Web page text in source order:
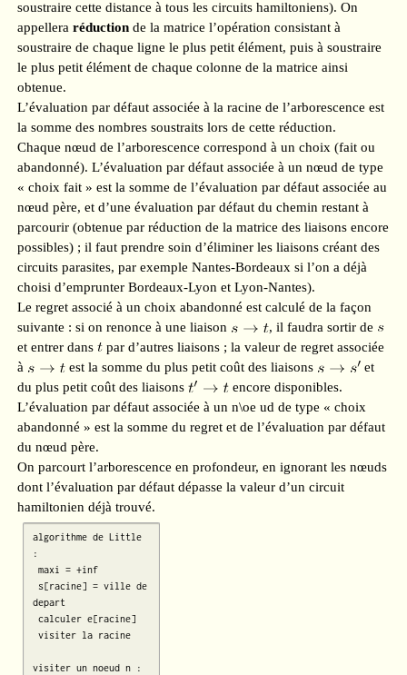
soustraire cette distance à tous les circuits hamiltoniens). On
appellera réductionde la matrice l’opération consistant à
soustraire de chaque ligne le plus petit élément, puis à soustraire
le plus petit élément de chaque colonne de la matrice ainsi
obtenue.
L’évaluation par défaut associée à la racine de l’arborescence est
la somme des nombres soustraits lors de cette réduction.
Chaque nœud de l’arborescence correspond à un choix (fait ou
abandonné). L’évaluation par défaut associée à un nœud de type
« choix fait » est la somme de l’évaluation par défaut associée au
nœud père, et d’une évaluation par défaut du chemin restant à
parcourir (obtenue par réduction de la matrice des liaisons encore
possibles) ; il faut prendre soin d’éliminer les liaisons créant des
circuits parasites, par exemple Nantes-Bordeaux si l’on a déjà
choisi d’emprunter Bordeaux-Lyon et Lyon-Nantes).
Le regret associé à un choix abandonné est calculé de la façon
suivante : si on renonce à une liaison
, il faudra sortir de
et entrer dans par d’autres liaisons ; la valeur de regret associée
à
est la somme du plus petit coût des liaisons
et
du plus petit coût des liaisons
encore disponibles.
L’évaluation par défaut associée à un n\oe ud de type « choix
abandonné » est la somme du regret et de l’évaluation par défaut
du nœud père.
On parcourt l’arborescence en profondeur, en ignorant les nœuds
dont l’évaluation par défaut dépasse la valeur d’un circuit
hamiltonien déjà trouvé.
algorithme de Little
:
maxi = +inf
depart
calculer e[racine]
visiter la racine
visiter un noeud n :